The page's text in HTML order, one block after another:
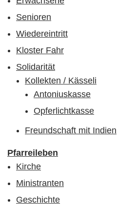
Senioren
Wiedereintritt
Kloster Fahr
Solidarität
Kollekten / Kässeli
Antoniuskasse
Opferlichtkasse
Freundschaft mit Indien
Pfarreileben
Kirche
Ministranten
Geschichte